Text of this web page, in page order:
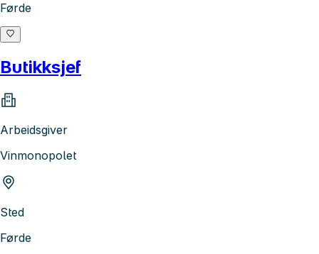
Førde
Butikksjef
Arbeidsgiver
Vinmonopolet
Sted
Førde